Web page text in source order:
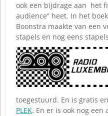
ook een bijdrage aan het
audience” heet. In het
Boonstra maakte van een
stapels en nog eens
toegestuurd. En is gratis
PLEK. En er is ook nog een